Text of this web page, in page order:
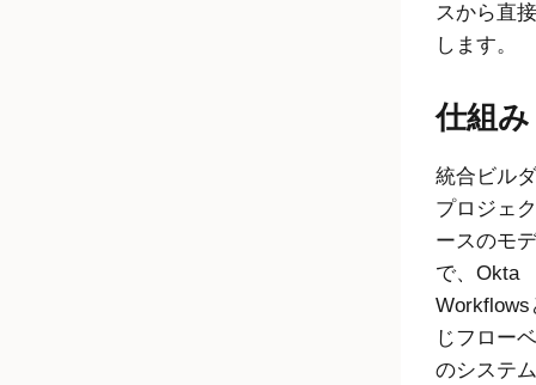
スから直
します。
仕組み
統合ビル
プロジェ
ースのモ
で、Okta
Workflows
じフロー
のシステ